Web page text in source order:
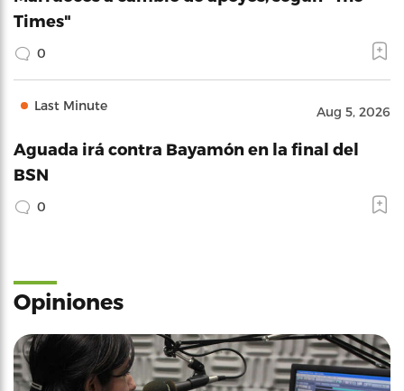
Times"
0
Last Minute Aug 5, 2026
Aguada irá contra Bayamón en la final del
BSN
0
Opiniones